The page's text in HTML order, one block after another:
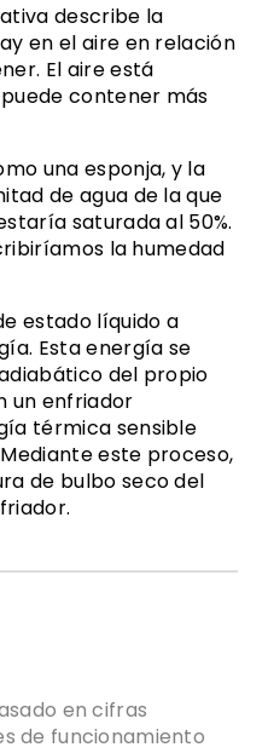
describe la
en el aire en relación
El aire está
contener más
una esponja, y la
de agua de la que
saturada al 50%.
la humedad
estado líquido a
Esta energía se
del propio
un enfriador
térmica sensible
este proceso,
de bulbo seco del
en cifras
de funcionamiento